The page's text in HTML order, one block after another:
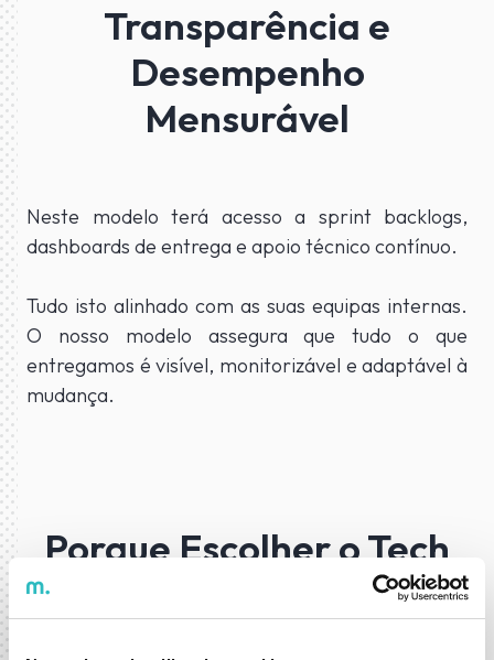
Transparência e
Desempenho
Mensurável
Neste modelo terá acesso a sprint backlogs,
dashboards de entrega e apoio técnico contínuo.
Tudo isto alinhado com as suas equipas internas.
O nosso modelo assegura que tudo o que
entregamos é visível, monitorizável e adaptável à
mudança.
Porque Escolher o Tech
Service Delivery